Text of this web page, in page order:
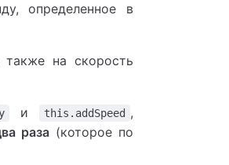
определенное в
на скорость
и this.addSpeed ,
раза(которое по